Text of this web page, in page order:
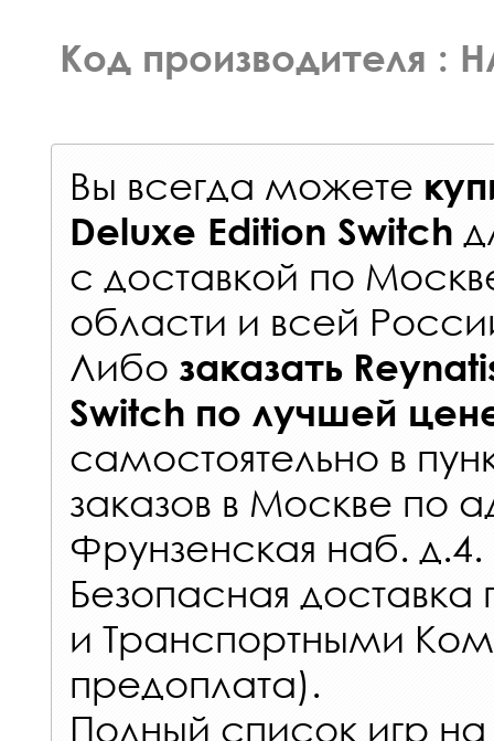
Код производителя :
Вы всегда можете
Deluxe Edition Switch
с доставкой по
области и всей
Либо заказать
Switch по лучшей
самостоятельно в
заказов в Москве по
Фрунзенская наб. д.4.
Безопасная
и Транспортными
предоплата).
Полный список игр